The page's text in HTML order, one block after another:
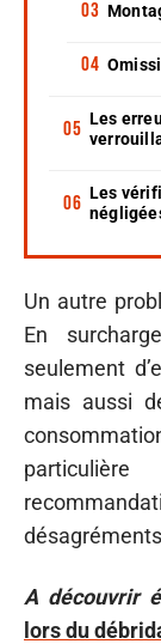
Les
Les
Un autre
En
seulement
mais aussi
A découvrir
lors du